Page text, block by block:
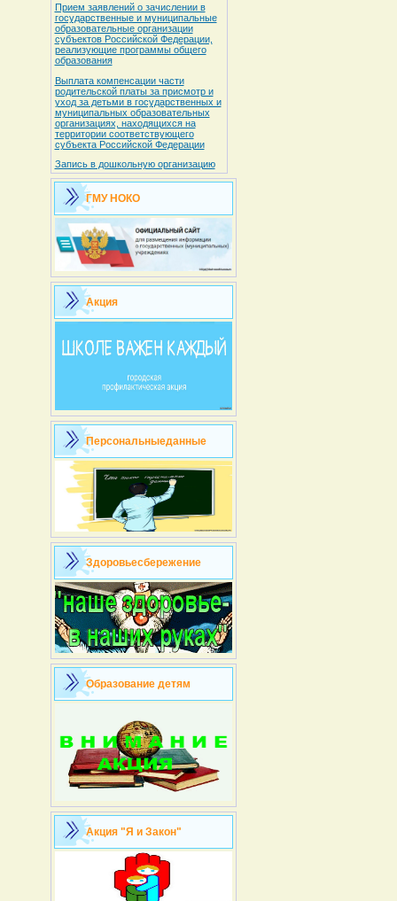
Прием заявлений о зачислении в
государственные и муниципальные
образовательные организации
субъектов Российской Федерации,
реализующие программы общего
образования
Выплата компенсации части
родительской платы за присмотр и
уход за детьми в государственных и
муниципальных образовательных
организациях, находящихся на
территории соответствующего
субъекта Российской Федерации
Запись в дошкольную организацию
ГМУ НОКО
Акция
Персональныеданные
Здоровьесбережение
Образование детям
Акция "Я и Закон"